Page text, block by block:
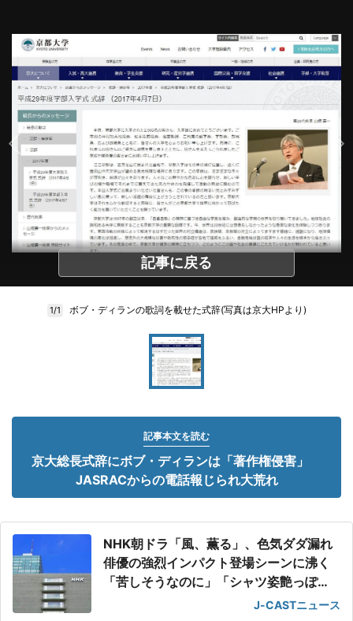
記事に戻る
1/1 ボブ・ディランの歌詞を載せた式辞(写真は京大HPより)
記事本文を読む
京大総長式辞にボブ・ディランは「著作権侵害」
JASRACからの電話報じられ大荒れ
NHK朝ドラ「風、薫る」、色気ダダ漏れ
俳優の強烈インパクト登場シーンに沸く
「苦しそうなのに」「シャツ姿艶っぽ
J-CASTニュース